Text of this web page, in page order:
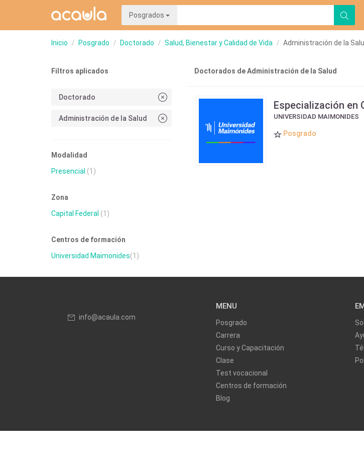
Posgrados
Inicio Posgrado Doctorado Salud, Bienestar y Calidad de Vida Administración de la
Filtros aplicados
Doctorado
Administración de la Salud
Modalidad
Presencial (1)
Zona
Capital Federal (1)
Centros de formación
Universidad Maimonides(1)
Doctorados de Administración de la Salud
Especialización en
UNIVERSIDAD MAIMONIDES
Posgrado
info@acaula.com
MENU
Posgrado
Carrera
Curso y Capacitación
Clase
Test vocacional
Centros de formación
Blog